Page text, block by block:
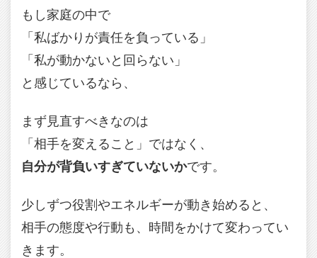
もし家庭の中で
「私ばかりが責任を負っている」
「私が動かないと回らない」
と感じているなら、
まず見直すべきなのは
「相手を変えること」ではなく、
自分が背負いすぎていないかです。
少しずつ役割やエネルギーが動き始めると、
相手の態度や行動も、時間をかけて変わってい
きます。